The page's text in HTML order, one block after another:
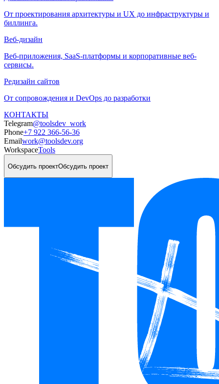
От проектирования архитектуры и UX до инфраструктуры и
биллинга.
Веб-дизайн
Веб-приложения, SaaS-платформы и корпоративные веб-
сервисы.
Редизайн сайтов
От сопровождения и DevOps до разработки
КОНТАКТЫ
Telegram@toolsdev_work
Phone+7 922 366-56-36
Emailwork@toolsdev.org
WorkspaceTools
Обсудить проектОбсудить проект